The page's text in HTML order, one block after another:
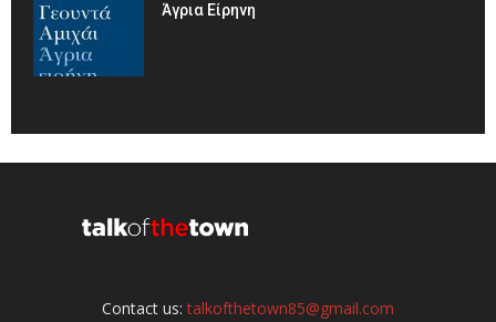
Άγρια Είρηνη
Contact us:talkofthetown85@gmail.com